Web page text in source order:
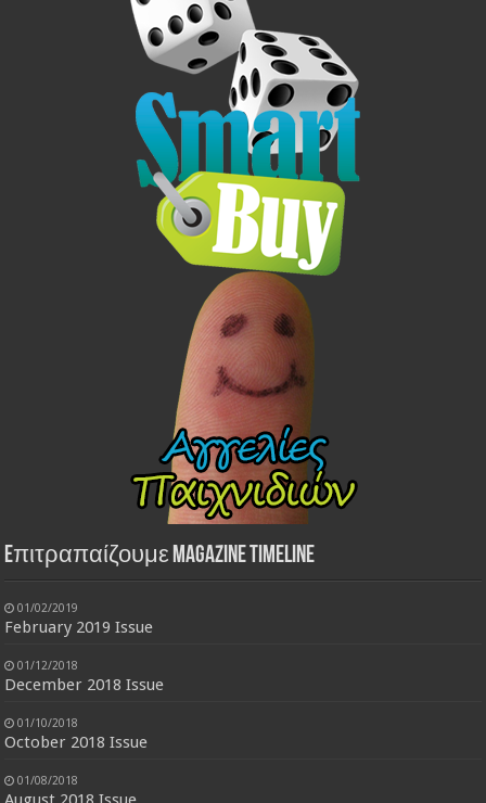
Eπιτραπαίζουμε Magazine Timeline
01/02/2019
February 2019 Issue
01/12/2018
December 2018 Issue
01/10/2018
October 2018 Issue
01/08/2018